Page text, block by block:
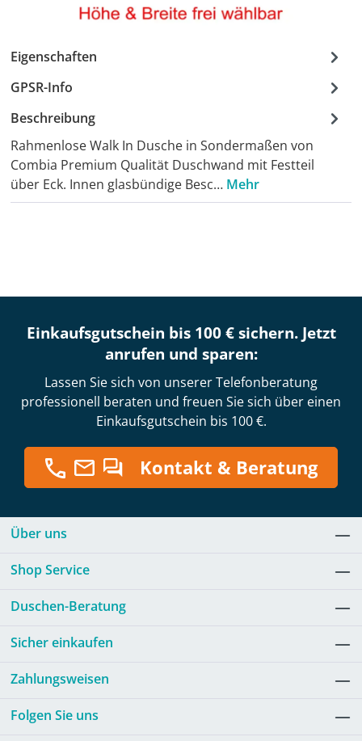
Eigenschaften
GPSR-Info
Beschreibung
Rahmenlose Walk In Dusche in Sondermaßen von
Combia Premium Qualität Duschwand mit Festteil
über Eck. Innen glasbündige Besc… Mehr
Einkaufsgutschein bis 100 € sichern. Jetzt
anrufen und sparen:
Lassen Sie sich von unserer Telefonberatung
professionell beraten und freuen Sie sich über einen
Einkaufsgutschein bis 100 €.
Kontakt & Beratung
Über uns
Shop Service
Duschen-Beratung
Sicher einkaufen
Zahlungsweisen
Folgen Sie uns